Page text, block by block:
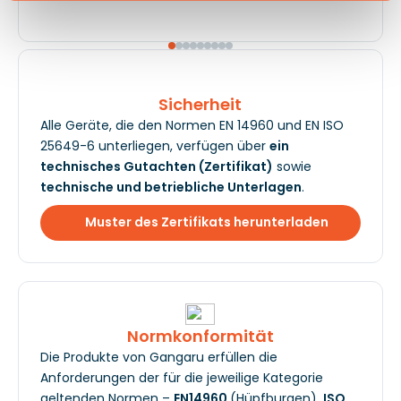
Sicherheit
Alle Geräte, die den Normen EN 14960 und EN ISO
25649-6 unterliegen, verfügen über ein
technisches Gutachten (Zertifikat) sowie
technische und betriebliche Unterlagen.
Muster des Zertifikats herunterladen
Normkonformität
Die Produkte von Gangaru erfüllen die
Anforderungen der für die jeweilige Kategorie